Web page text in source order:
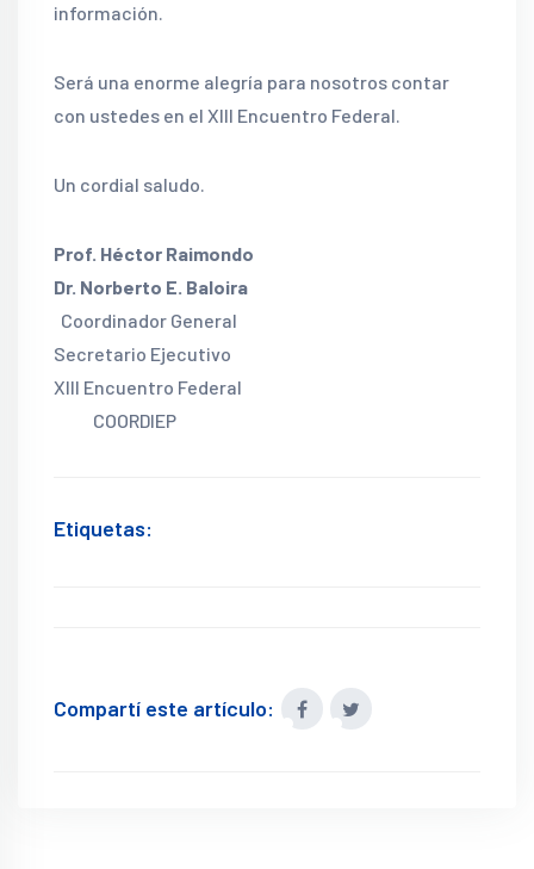
información.
Será una enorme alegría para nosotros contar
con ustedes en el XIII Encuentro Federal.
Un cordial saludo.
Prof. Héctor Raimondo
Dr. Norberto E. Baloira
Coordinador General
Secretario Ejecutivo
XIII Encuentro Federal
COORDIEP
Etiquetas:
Compartí este artículo: